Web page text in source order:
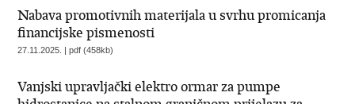
Nabava promotivnih materijala u svrhu promicanja
financijske pismenosti
27.11.2025. | pdf (458kb)
Vanjski upravljački elektro ormar za pumpe